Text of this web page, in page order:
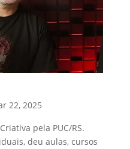
22, 2025
pela PUC/RS.
deu aulas, cursos